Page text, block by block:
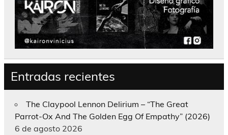
Entradas recientes
The Claypool Lennon Delirium – “The Great
Parrot-Ox And The Golden Egg Of Empathy” (2026)
6 de agosto 2026